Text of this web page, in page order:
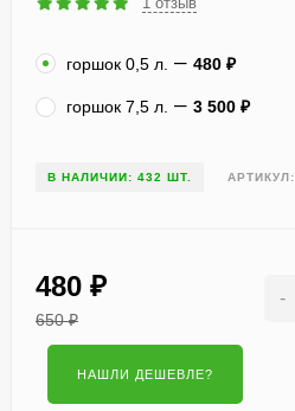
горшок 0,5 л. 480 ₽
горшок 7,5 л. 3 500 ₽
В НАЛИЧИИ: 432 ШТ. АРТИКУЛ:
480 ₽
650₽
-